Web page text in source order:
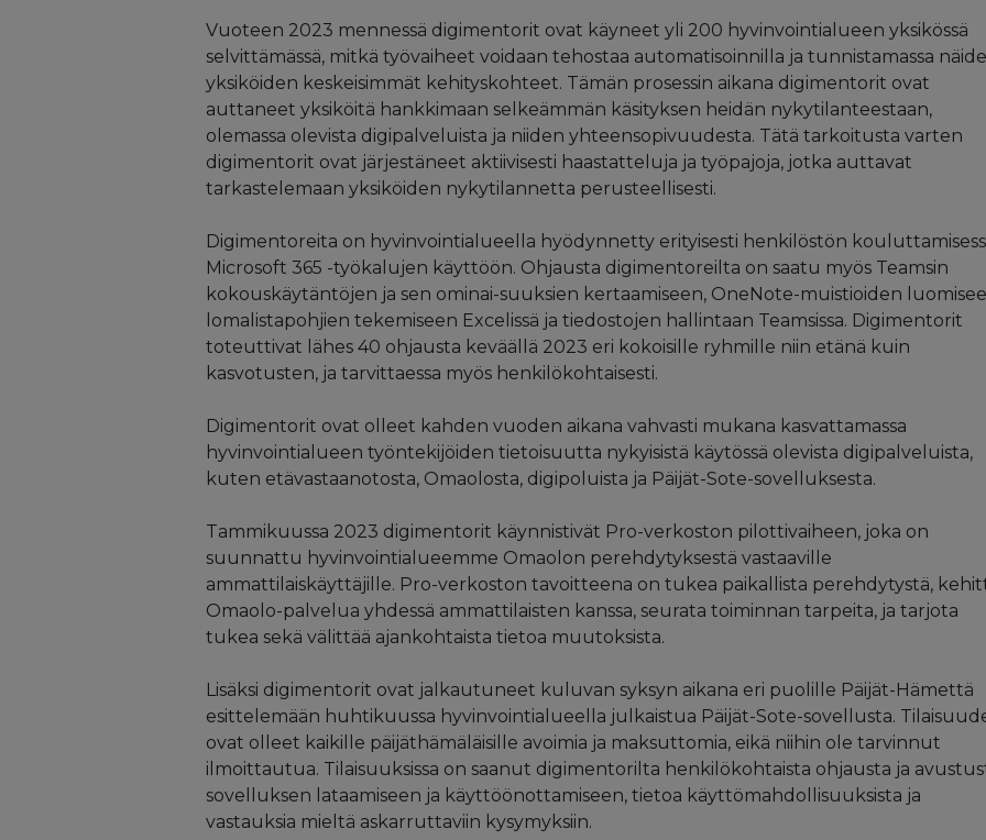
Vuoteen 2023 mennessä digimentorit ovat käyneet yli 200 hyvinvointialueen yksikössä
selvittämässä, mitkä työvaiheet voidaan tehostaa automatisoinnilla ja tunnistamassa
yksiköiden keskeisimmät kehityskohteet. Tämän prosessin aikana digimentorit ovat
auttaneet yksiköitä hankkimaan selkeämmän käsityksen heidän nykytilanteestaan,
olemassa olevista digipalveluista ja niiden yhteensopivuudesta. Tätä tarkoitusta varten
digimentorit ovat järjestäneet aktiivisesti haastatteluja ja työpajoja, jotka auttavat
tarkastelemaan yksiköiden nykytilannetta perusteellisesti.
Digimentoreita on hyvinvointialueella hyödynnetty erityisesti henkilöstön
Microsoft 365 -työkalujen käyttöön. Ohjausta digimentoreilta on saatu myös Teamsin
kokouskäytäntöjen ja sen ominai-suuksien kertaamiseen, OneNote-muistioiden
lomalistapohjien tekemiseen Excelissä ja tiedostojen hallintaan Teamsissa. Digimentorit
toteuttivat lähes 40 ohjausta keväällä 2023 eri kokoisille ryhmille niin etänä kuin
kasvotusten, ja tarvittaessa myös henkilökohtaisesti.
Digimentorit ovat olleet kahden vuoden aikana vahvasti mukana kasvattamassa
hyvinvointialueen työntekijöiden tietoisuutta nykyisistä käytössä olevista digipalveluista,
kuten etävastaanotosta, Omaolosta, digipoluista ja Päijät-Sote-sovelluksesta.
Tammikuussa 2023 digimentorit käynnistivät Pro-verkoston pilottivaiheen, joka on
suunnattu hyvinvointialueemme Omaolon perehdytyksestä vastaaville
ammattilaiskäyttäjille. Pro-verkoston tavoitteena on tukea paikallista perehdytystä,
Omaolo-palvelua yhdessä ammattilaisten kanssa, seurata toiminnan tarpeita, ja tarjota
tukea sekä välittää ajankohtaista tietoa muutoksista.
Lisäksi digimentorit ovat jalkautuneet kuluvan syksyn aikana eri puolille Päijät-Hämettä
esittelemään huhtikuussa hyvinvointialueella julkaistua Päijät-Sote-sovellusta.
ovat olleet kaikille päijäthämäläisille avoimia ja maksuttomia, eikä niihin ole tarvinnut
ilmoittautua. Tilaisuuksissa on saanut digimentorilta henkilökohtaista ohjausta ja
sovelluksen lataamiseen ja käyttöönottamiseen, tietoa käyttömahdollisuuksista ja
vastauksia mieltä askarruttaviin kysymyksiin.